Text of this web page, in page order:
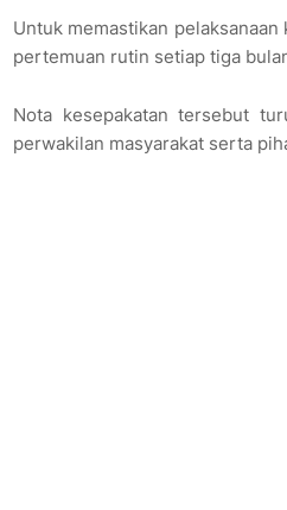
Untuk memastikan
pertemuan rutin setiap tiga
Nota kesepakatan tersebut
perwakilan masyarakat serta